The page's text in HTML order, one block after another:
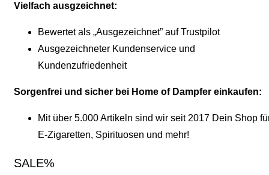
Vielfach ausgzeichnet:
Bewertet als „Ausgezeichnet” auf Trustpilot
Ausgezeichneter Kundenservice und
Kundenzufriedenheit
Sorgenfrei und sicher bei Home of Dampfer einkaufen:
Mit über 5.000 Artikeln sind wir seit 2017 Dein Shop
E-Zigaretten, Spirituosen und mehr!
SALE%